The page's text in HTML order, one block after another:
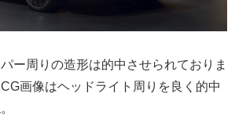
ー周りの造形は的中させられておりま
画像はヘッドライト周りを良く的中